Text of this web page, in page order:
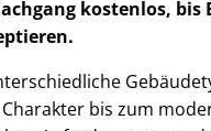
kostenlos, bis
.
bis zum